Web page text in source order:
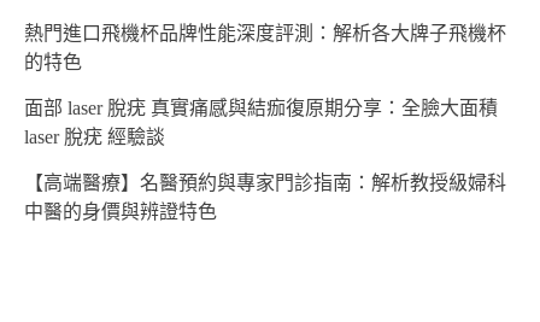
熱門進口飛機杯品牌性能深度評測：解析各大牌子飛機杯
的特色
面部 laser 脫疣 真實痛感與結痂復原期分享：全臉大面積
laser 脫疣 經驗談
【高端醫療】名醫預約與專家門診指南：解析教授級婦科
中醫的身價與辨證特色